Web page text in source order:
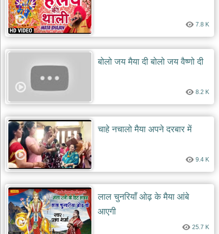
7.8 K
बोलो जय मैया दी बोलो जय वैष्णो दी
8.2 K
चाहे नचालो मैया अपने दरबार में
9.4 K
लाल चुनरियाँ ओढ़ के मैया आंबे
आएगी
25.7 K